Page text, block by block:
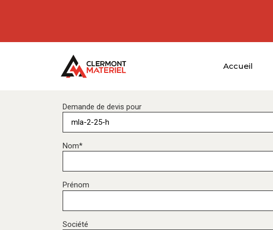
Accueil
Demande de devis pour
Nom*
Prénom
Société